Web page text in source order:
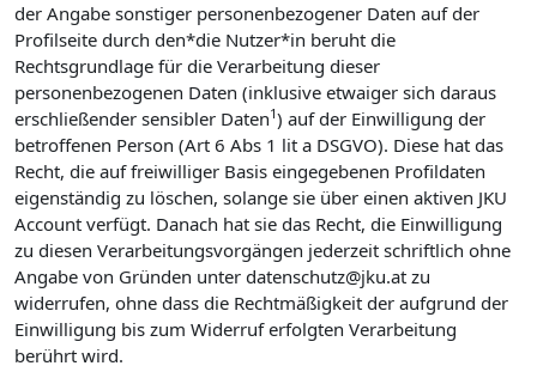
der Angabe sonstiger personenbezogener Daten auf der
Profilseite durch den*die Nutzer*in beruht die
Rechtsgrundlage für die Verarbeitung dieser
personenbezogenen Daten (inklusive etwaiger sich daraus
erschließender sensibler Daten1) auf der Einwilligung der
betroffenen Person (Art 6 Abs 1 lit a DSGVO). Diese hat das
Recht, die auf freiwilliger Basis eingegebenen Profildaten
eigenständig zu löschen, solange sie über einen aktiven JKU
Account verfügt. Danach hat sie das Recht, die Einwilligung
zu diesen Verarbeitungsvorgängen jederzeit schriftlich ohne
Angabe von Gründen unter datenschutz@jku.at zu
widerrufen, ohne dass die Rechtmäßigkeit der aufgrund der
Einwilligung bis zum Widerruf erfolgten Verarbeitung
berührt wird.